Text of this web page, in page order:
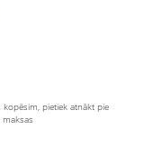
pietiek atnākt pie